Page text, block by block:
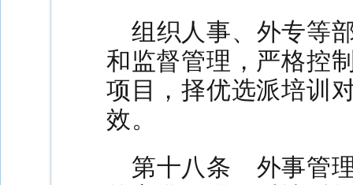
组织人事、外专等
和监督管理，严格控
项目，择优选派培训
效。
第十八条 外事管